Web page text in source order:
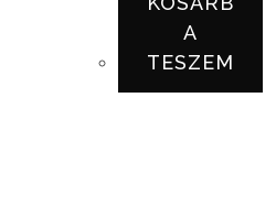
A
TESZEM